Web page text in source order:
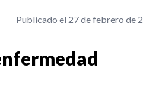
Publicado el 27 de febrero de